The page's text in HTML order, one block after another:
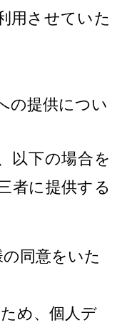
用させていた
の提供につい
以下の場合を
者に提供する
の同意をいた
め、個人デ